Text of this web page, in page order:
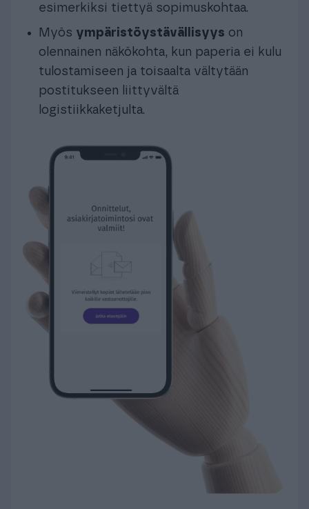
esimerkiksi tiettyä sopimuskohtaa.
Myös ympäristöystävällisyys on
olennainen näkökohta, kun paperia ei kulu
tulostamiseen ja toisaalta vältytään
postitukseen liittyvältä
logistiikkaketjulta.